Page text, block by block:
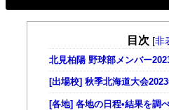
目次 [非
北見柏陽 野球部メンバー
[出場校] 秋季北海道大会
[各地] 各地の日程•結果を調